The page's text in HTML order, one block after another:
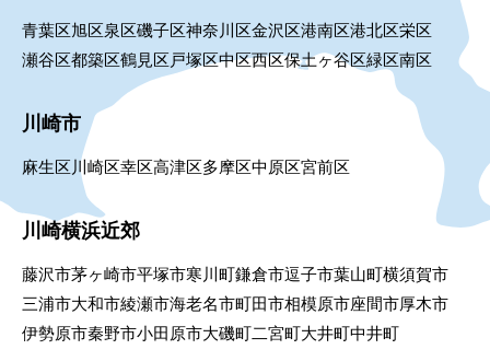
青葉区旭区泉区磯子区神奈川区金沢区港南区港北区栄区
瀬谷区都築区鶴見区 戸塚区中区西区保土ヶ谷区緑区南区
川崎市
麻生区 川崎区幸区高津区多摩区中原区宮前区
川崎横浜近郊
藤沢市茅ヶ崎市平塚市寒川町鎌倉市逗子市葉山町横須賀市
三浦市大和市綾瀬市海老名市町田市相模原市座間市厚木市
伊勢原市秦野市小田原市大磯町二宮町大井町中井町